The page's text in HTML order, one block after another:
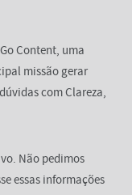
Content, uma
missão gerar
com Clareza,
Não pedimos
essas informações